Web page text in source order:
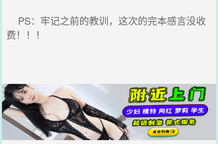
PS：牢记之前的教训，这次的完本感言没收
费！！！